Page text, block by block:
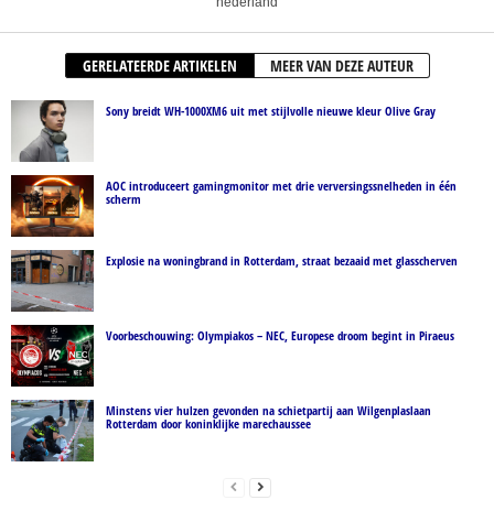
GERELATEERDE ARTIKELEN MEER VAN DEZE AUTEUR
Sony breidt WH-1000XM6 uit met stijlvolle nieuwe kleur Olive Gray
AOC introduceert gamingmonitor met drie verversingssnelheden in één
scherm
Explosie na woningbrand in Rotterdam, straat bezaaid met glasscherven
Voorbeschouwing: Olympiakos – NEC, Europese droom begint in Piraeus
Minstens vier hulzen gevonden na schietpartij aan Wilgenplaslaan
Rotterdam door koninklijke marechaussee